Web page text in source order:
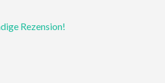
Rezension!